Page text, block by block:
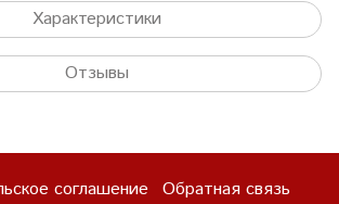
Характеристики
Отзывы
соглашение Обратная связь